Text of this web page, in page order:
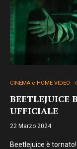
CINEMA e HOME VIDEO
BEETLEJUICE
UFFICIALE
22 Marzo 2024
Beetlejuice è